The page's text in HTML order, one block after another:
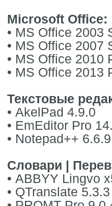
Microsoft Office:
• MS Office 2003
• MS Office 2007
• MS Office 2010
• MS Office 2013
Текстовые
• AkelPad 4.9.0
• EmEditor Pro
• Notepad++ 6.6.9
Словари |
• ABBYY Lingvo
• QTranslate 5.3.3